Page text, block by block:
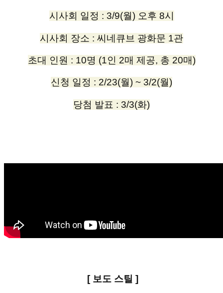
시사회 일정 : 3/9(월) 오후 8시
시사회 장소 : 씨네큐브 광화문 1관
초대 인원 : 10명 (1인 2매 제공, 총 20매)
신청 일정 : 2/23(월) ~ 3/2(월)
당첨 발표 : 3/3(화)
[ 보도 스틸 ]